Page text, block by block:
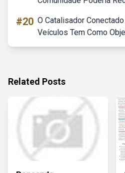
#20 O Catalisador
Veículos Tem Como
Related Posts